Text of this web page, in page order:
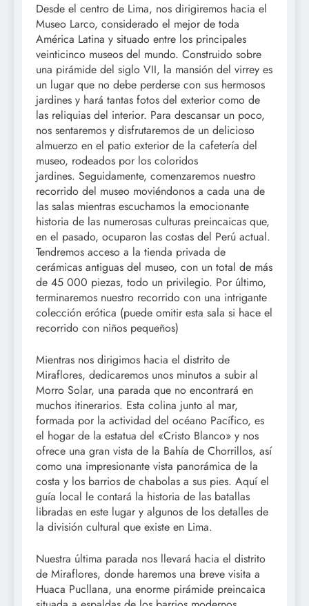
Desde el centro de Lima, nos dirigiremos hacia el
Museo Larco, considerado el mejor de toda
América Latina y situado entre los principales
veinticinco museos del mundo. Construido sobre
una pirámide del siglo VII, la mansión del virrey es
un lugar que no debe perderse con sus hermosos
jardines y hará tantas fotos del exterior como de
las reliquias del interior. Para descansar un poco,
nos sentaremos y disfrutaremos de un delicioso
almuerzo en el patio exterior de la cafetería del
museo, rodeados por los coloridos
jardines. Seguidamente, comenzaremos nuestro
recorrido del museo moviéndonos a cada una de
las salas mientras escuchamos la emocionante
historia de las numerosas culturas preincaicas que,
en el pasado, ocuparon las costas del Perú actual.
Tendremos acceso a la tienda privada de
cerámicas antiguas del museo, con un total de más
de 45 000 piezas, todo un privilegio. Por último,
terminaremos nuestro recorrido con una intrigante
colección erótica (puede omitir esta sala si hace el
recorrido con niños pequeños)
Mientras nos dirigimos hacia el distrito de
Miraflores, dedicaremos unos minutos a subir al
Morro Solar, una parada que no encontrará en
muchos itinerarios. Esta colina junto al mar,
formada por la actividad del océano Pacífico, es
el hogar de la estatua del «Cristo Blanco» y nos
ofrece una gran vista de la Bahía de Chorrillos, así
como una impresionante vista panorámica de la
costa y los barrios de chabolas a sus pies. Aquí el
guía local le contará la historia de las batallas
libradas en este lugar y algunos de los detalles de
la división cultural que existe en Lima.
Nuestra última parada nos llevará hacia el distrito
de Miraflores, donde haremos una breve visita a
Huaca Pucllana, una enorme pirámide preincaica